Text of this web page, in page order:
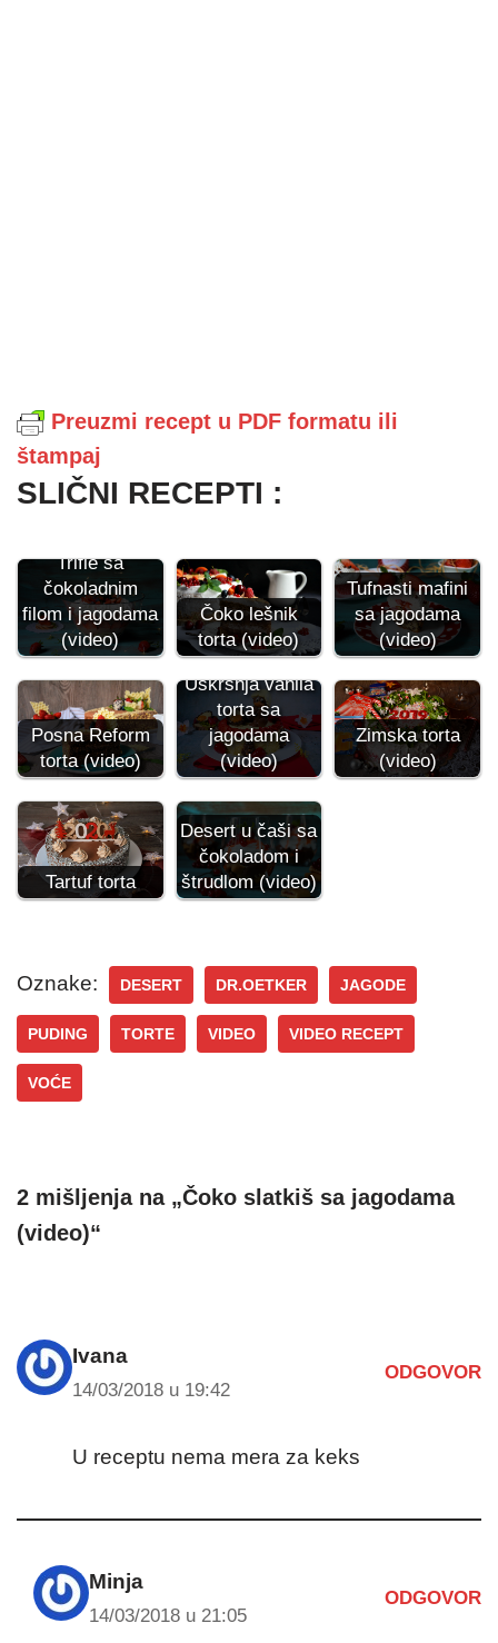
Preuzmi recept u PDF formatu ili
štampaj
SLIČNI RECEPTI :
Trifle sa
čokoladnim
filom i jagodama
(video)
Čoko lešnik
torta (video)
Tufnasti mafini
sa jagodama
(video)
Posna Reform
torta (video)
Uskršnja vanila
torta sa
jagodama
(video)
Zimska torta
(video)
Tartuf torta
Desert u čaši sa
čokoladom i
štrudlom (video)
Oznake: DESERT DR.OETKER JAGODE
PUDING TORTE VIDEO VIDEO RECEPT
VOĆE
2 mišljenja na „Čoko slatkiš sa jagodama
(video)“
Ivana
14/03/2018 u 19:42
ODGOVOR
U receptu nema mera za keks
Minja
14/03/2018 u 21:05
ODGOVOR